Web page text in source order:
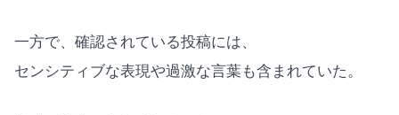
一方で、確認されている投稿には、
センシティブな表現や過激な言葉も含まれていた。